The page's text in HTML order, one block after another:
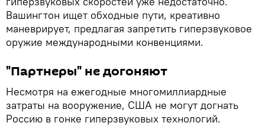
Вашингтон ищет обходные пути, креативно
маневрирует, предлагая запретить гиперзвуковое
оружие международными конвенциями.
"Партнеры" не догоняют
Несмотря на ежегодные многомиллиардные
затраты на вооружение, США не могут догнать
Россию в гонке гиперзвуковых технологий.